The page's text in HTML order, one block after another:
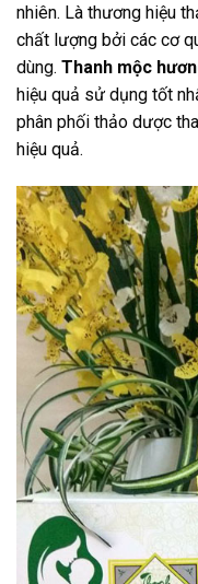
nhiên. Là thương hiệu
chất lượng bởi các cơ
dùng. Thanh mộc
hiệu quả sử dụng tốt
phân phối thảo dược
hiệu quả.